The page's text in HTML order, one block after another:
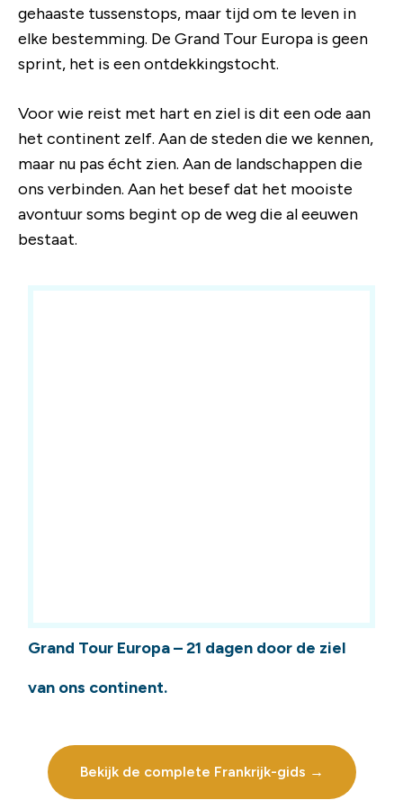
gehaaste tussenstops, maar tijd om te leven in
elke bestemming. De Grand Tour Europa is geen
sprint, het is een ontdekkingstocht.
Voor wie reist met hart en ziel is dit een ode aan
het continent zelf. Aan de steden die we kennen,
maar nu pas écht zien. Aan de landschappen die
ons verbinden. Aan het besef dat het mooiste
avontuur soms begint op de weg die al eeuwen
bestaat.
Grand Tour Europa – 21 dagen door de ziel
van ons continent.
Bekijk de complete Frankrijk-gids →